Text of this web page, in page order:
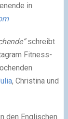
in
schreibt
Fitness-
, Christina und
den Englischen